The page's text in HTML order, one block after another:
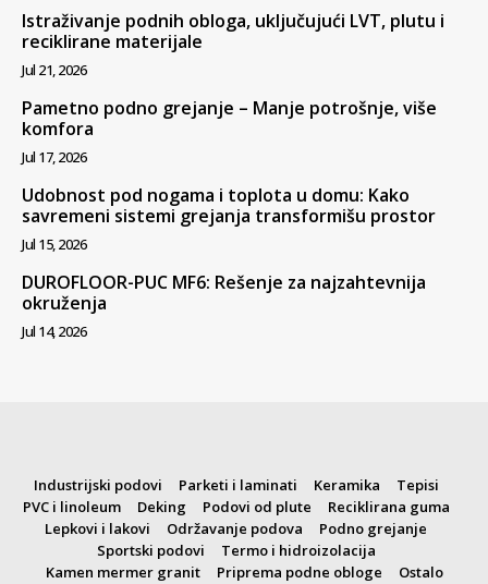
Istraživanje podnih obloga, uključujući LVT, plutu i
reciklirane materijale
Jul 21, 2026
Pametno podno grejanje – Manje potrošnje, više
komfora
Jul 17, 2026
Udobnost pod nogama i toplota u domu: Kako
savremeni sistemi grejanja transformišu prostor
Jul 15, 2026
DUROFLOOR-PUC MF6: Rešenje za najzahtevnija
okruženja
Jul 14, 2026
Industrijski podovi Parketi i laminati Keramika
Tepisi
PVC i linoleum
Deking Podovi od plute
Reciklirana guma
Lepkovi i lakovi
Održavanje podova
Podno grejanje
Sportski podovi
Termo i hidroizolacija
Kamen mermer granit
Priprema podne obloge Ostalo